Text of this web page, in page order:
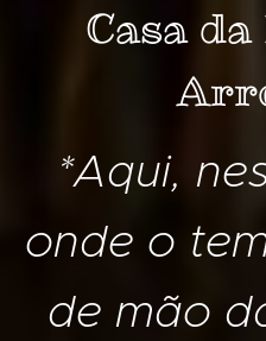
Casa
*Aqui,
onde o
de mão